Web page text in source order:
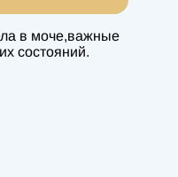
в моче,важные
состояний.